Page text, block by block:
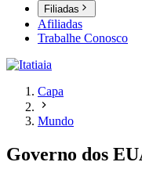
Filiadas
Afiliadas
Trabalhe Conosco
Capa
Mundo
Governo dos